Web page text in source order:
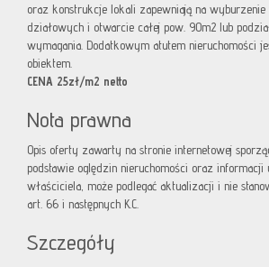
oraz konstrukcje lokali zapewniają na
działowych i otwarcie całej pow. 90m2 lub
wymagania. Dodatkowym atutem nieruchomości
obiektem.
CENA 25zł/m2 netto
Nota prawna
Opis oferty zawarty na stronie internetowej
podstawie oględzin nieruchomości oraz informacji
właściciela, może podlegać aktualizacji i nie
art. 66 i następnych K.C.
Szczegóły